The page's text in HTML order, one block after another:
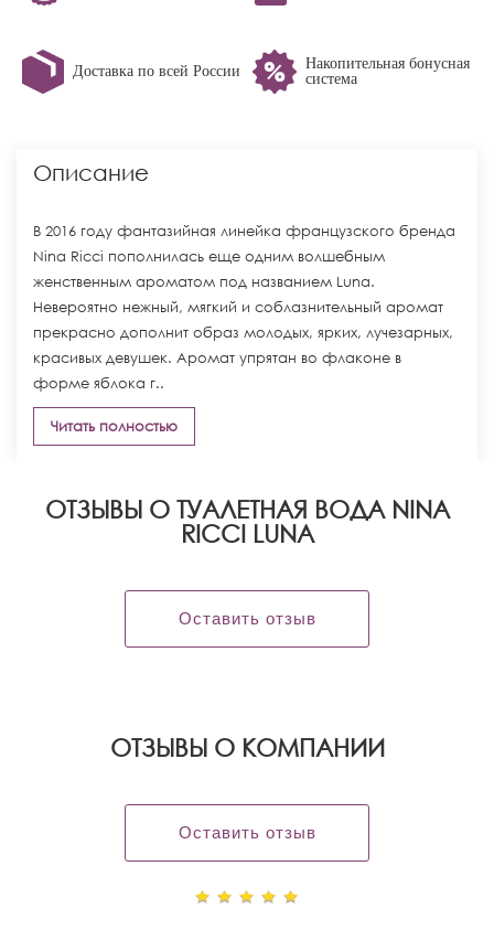
Доставка по всей России
Накопительная бонусная
система
Описание
В 2016 году фантазийная линейка французского бренда
Nina Ricci пополнилась еще одним волшебным
женственным ароматом под названием Luna.
Невероятно нежный, мягкий и соблазнительный аромат
прекрасно дополнит образ молодых, ярких, лучезарных,
красивых девушек. Аромат упрятан во флаконе в
форме яблока г..
Читать полностью
ОТЗЫВЫ О ТУАЛЕТНАЯ ВОДА NINA
RICCI LUNA
Оставить отзыв
OТЗЫВЫ О КОМПАНИИ
Оставить отзыв